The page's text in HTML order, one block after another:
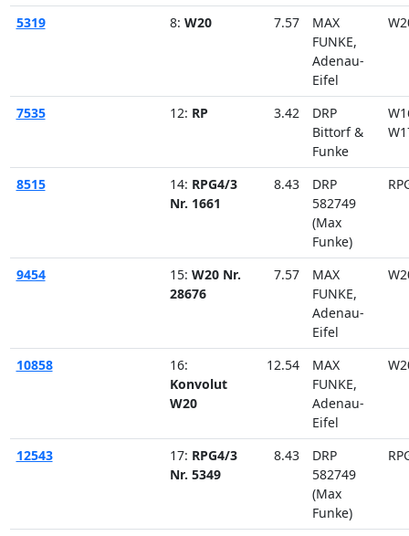
5319 8: W20 7.57
MAX
FUNKE,
Adenau-
Eifel
7535 12: RP 3.42
DRP
Bittorf &
Funke
8515 14: RPG4/3
Nr. 1661
8.43
DRP
582749
(Max
Funke)
9454 15: W20 Nr.
28676
7.57
MAX
FUNKE,
Adenau-
Eifel
10858
16:
Konvolut
W20
12.54
MAX
FUNKE,
Adenau-
Eifel
12543 17: RPG4/3
Nr. 5349
8.43
DRP
582749
(Max
Funke)